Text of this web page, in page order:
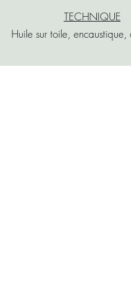
TECHNIQUE
Huile sur toile,